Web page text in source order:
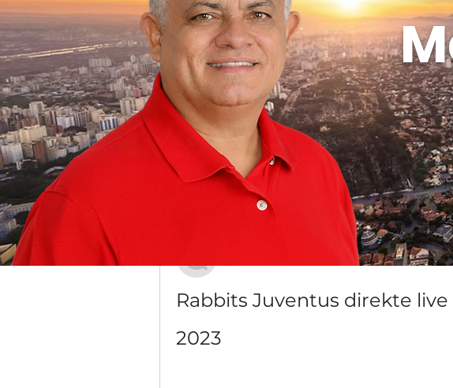
Grupo Dr. Jorge do Carmo
Público · 16 membros
Discussão Mídia Membros
Rabbits Juventus direkte
2023